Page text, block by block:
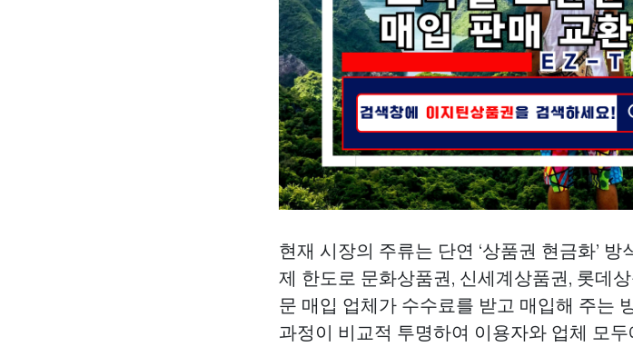
현재 시장의 주류는 단연 ‘상품권 현금화’
제 한도로 문화상품권, 신세계상품권, 롯데
문 매입 업체가 수수료를 받고 매입해 주는
과정이 비교적 투명하여 이용자와 업체 모